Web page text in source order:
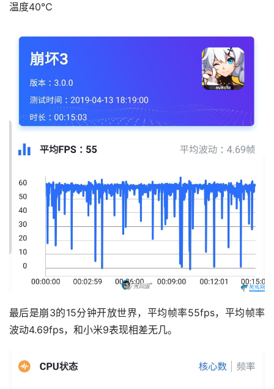
温度40℃
最后是崩3的15分钟开放世界，平均帧率55fps，平均帧率
波动4.69fps，和小米9表现相差无几。